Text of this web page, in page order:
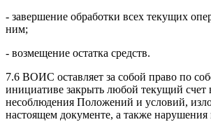
- завершение обработки всех текущих
ним;
- возмещение остатка средств.
7.6 ВОИС оставляет за собой право по
инициативе закрыть любой текущий
несоблюдения Положений и условий,
настоящем документе, а также